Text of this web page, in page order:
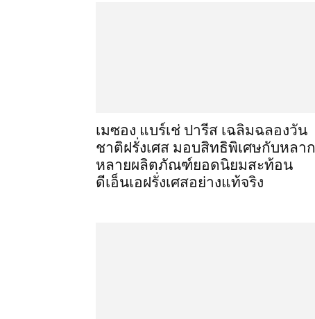
เมซอง แบร์เช่ ปารีส เฉลิมฉลองวัน
ชาติฝรั่งเศส มอบสิทธิพิเศษกับหลาก
หลายผลิตภัณฑ์ยอดนิยมสะท้อน
ดีเอ็นเอฝรั่งเศสอย่างแท้จริง